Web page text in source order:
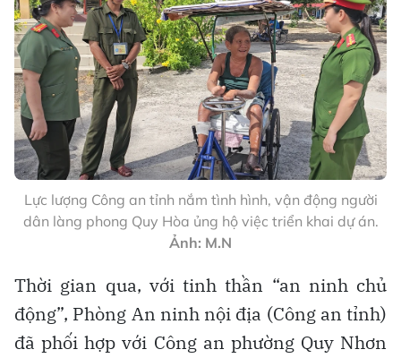
Lực lượng Công an tỉnh nắm tình hình, vận động người
dân làng phong Quy Hòa ủng hộ việc triển khai dự án.
Ảnh: M.N
Thời gian qua, với tinh thần “an ninh chủ
động”, Phòng An ninh nội địa (Công an tỉnh)
đã phối hợp với Công an phường Quy Nhơn